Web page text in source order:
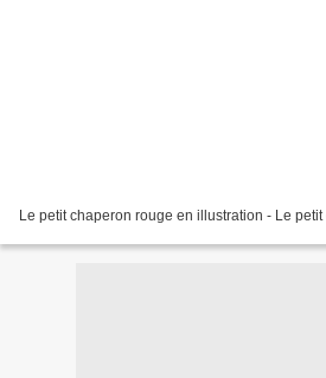
Le petit chaperon rouge en illustration - Le